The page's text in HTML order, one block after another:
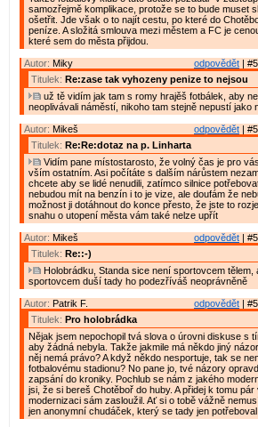
samozřejmě komplikace, protože se to bude muset
ošetřit. Jde však o to najít cestu, po které do
peníze. A složitá smlouva mezi městem a FC je
které sem do města přijdou.
odpovědět |
Autor: Miky
Titulek: Re:zase tak vyhozeny penize to nejsou
už tě vidím jak tam s romy hrajěš fotbálek, aby
neoplivávali náměstí, nikoho tam stejně nepustí jako
odpovědět |
Autor: Mikeš
Titulek: Re:Re:dotaz na p. Linharta
Vidím pane místostarosto, že volný čas je pro
vším ostatním. Asi počítáte s dalším nárůstem
chcete aby se lidé nenudili, zatímco silnice
nebudou mít na benzín i to je vize, ale doufám že
možnost ji dotáhnout do konce přesto, že jste to
snahu o utopení města vám také nelze upřít
odpovědět |
Autor: Mikeš
Titulek: Re::-)
Holobrádku, Standa sice není sportovcem tělem,
sportovcem duší tady ho podezříváš neoprávněně
odpovědět |
Autor: Patrik F.
Titulek: Pro holobrádka
Nějak jsem nepochopil tvá slova o úrovni diskuse s
aby žádná nebyla. Takže jakmile má někdo jiný
něj nemá právo? A když někdo nesportuje, tak se
fotbalovému stadionu? No pane jo, tvé názory
zapsání do kroniky. Pochlub se nám z jakého
jsi, že si bereš Chotěboř do huby. A přidej k tomu
modernizaci sám zasloužil. Ať si o tobě vážně
jen anonymní chudáček, který se tady jen